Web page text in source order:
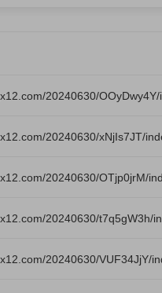
20240630/
20240630/xNjIs7JT/
20240630/OTjp0jrM/
20240630/t7q5gW3h/
20240630/VUF34JjY/